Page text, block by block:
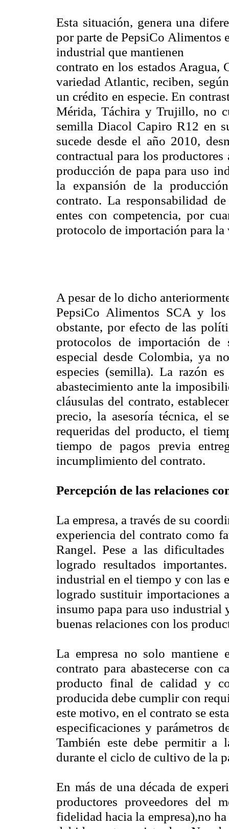
Esta situación, genera una
por parte de PepsiCo Alimentos
industrial que mantienen
contrato en los estados Aragua,
variedad Atlantic, reciben,
un crédito en especie. En
Mérida, Táchira y Trujillo, no
semilla Diacol Capiro R12 en
sucede desde el año 2010,
contractual para los
producción de papa para uso
la expansión de la
contrato. La responsabilidad
entes con competencia, por
protocolo de importación para
A pesar de lo dicho
PepsiCo Alimentos SCA y
obstante, por efecto de las
protocolos de importación
especial desde Colombia, ya
especies (semilla). La razón
abastecimiento ante la
cláusulas del contrato,
precio, la asesoría técnica, el
requeridas del producto, el
tiempo de pagos previa
incumplimiento del contrato.
Percepción de las relaciones
La empresa, a través de su
experiencia del contrato como
Rangel. Pese a las
logrado resultados
industrial en el tiempo y con las
logrado sustituir importaciones
insumo papa para uso industrial
buenas relaciones con los
La empresa no solo
contrato para abastecerse con
producto final de calidad y
producida debe cumplir con
este motivo, en el contrato se
especificaciones y parámetros
También este debe permitir a
durante el ciclo de cultivo de la
En más de una década de
productores proveedores del
fidelidad hacia la empresa),no